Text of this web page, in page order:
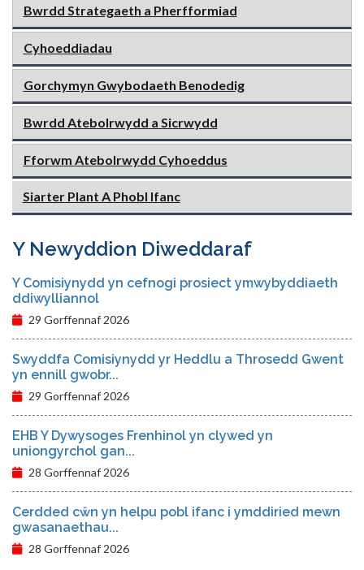
Bwrdd Strategaeth a Pherfformiad
Cyhoeddiadau
Gorchymyn Gwybodaeth Benodedig
Bwrdd Atebolrwydd a Sicrwydd
Fforwm Atebolrwydd Cyhoeddus
Siarter Plant A Phobl Ifanc
Y Newyddion Diweddaraf
Y Comisiynydd yn cefnogi prosiect ymwybyddiaeth
ddiwylliannol
29 Gorffennaf 2026
Swyddfa Comisiynydd yr Heddlu a Throsedd Gwent
yn ennill gwobr...
29 Gorffennaf 2026
EHB Y Dywysoges Frenhinol yn clywed yn
uniongyrchol gan...
28 Gorffennaf 2026
Cerdded cŵn yn helpu pobl ifanc i ymddiried mewn
gwasanaethau...
28 Gorffennaf 2026